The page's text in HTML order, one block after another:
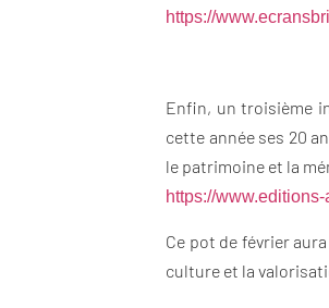
https://
Enfin, un troisième
cette année ses 20
le patrimoine et la
https://
Ce pot de février
culture et la